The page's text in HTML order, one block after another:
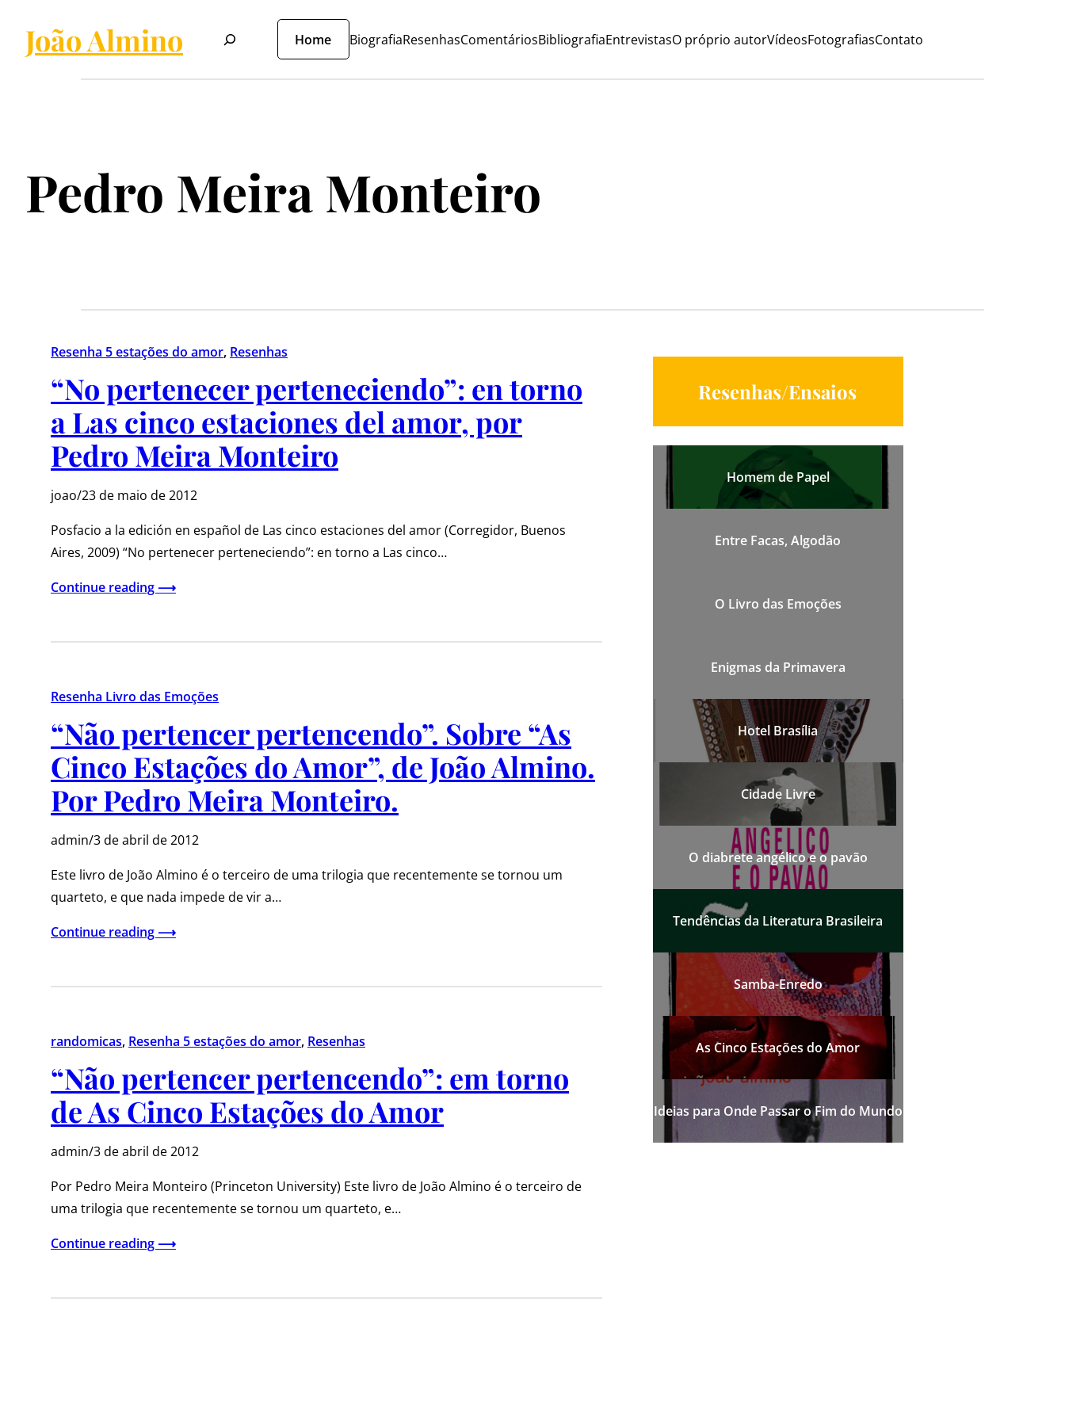
João Almino Pesquisar Home BiografiaResenhasComentáriosBibliografiaEntrevistasO próprio autorVídeosFotografiasContato
Pedro Meira Monteiro
Resenha 5 estações do amor, Resenhas
“No pertenecer perteneciendo”: en torno
a Las cinco estaciones del amor, por
Pedro Meira Monteiro
joao/23 de maio de 2012
Posfacio a la edición en español de Las cinco estaciones del amor (Corregidor, Buenos
Aires, 2009) “No pertenecer perteneciendo”: en torno a Las cinco…
Continue reading ⟶
Resenha Livro das Emoções
“Não pertencer pertencendo”. Sobre “As
Cinco Estações do Amor”, de João Almino.
Por Pedro Meira Monteiro.
admin/3 de abril de 2012
Este livro de João Almino é o terceiro de uma trilogia que recentemente se tornou um
quarteto, e que nada impede de vir a…
Continue reading ⟶
randomicas, Resenha 5 estações do amor, Resenhas
“Não pertencer pertencendo”: em torno
de As Cinco Estações do Amor
admin/3 de abril de 2012
Por Pedro Meira Monteiro (Princeton University) Este livro de João Almino é o terceiro de
uma trilogia que recentemente se tornou um quarteto, e…
Continue reading ⟶
Resenhas/Ensaios
Homem de Papel
Entre Facas, Algodão
O Livro das Emoções
Enigmas da Primavera
Hotel Brasília
Cidade Livre
O diabrete angélico e o pavão
Tendências da Literatura Brasileira
Samba-Enredo
As Cinco Estações do Amor
Ideias para Onde Passar o Fim do Mundo